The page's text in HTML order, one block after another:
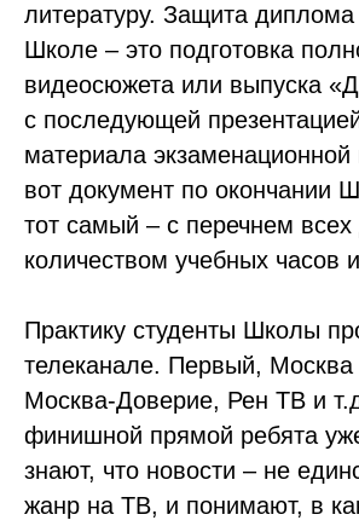
литературу. Защита
Школе – это подготовка
видеосюжета или выпуска
с последующей
материала
вот документ по окончании
тот самый – с перечнем всех
количеством учебных часов
Практику студенты Школы
телеканале. Первый, Москва
Москва-Доверие, Рен ТВ и
финишной прямой ребята
знают, что новости – не
жанр на ТВ, и понимают, в